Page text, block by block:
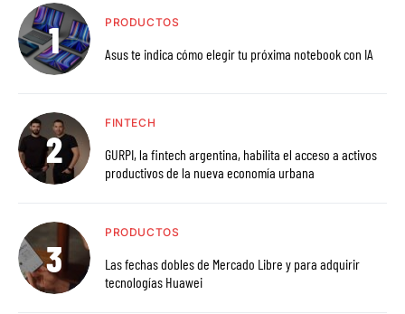
PRODUCTOS
Asus te indica cómo elegir tu próxima notebook con IA
FINTECH
GURPI, la fintech argentina, habilita el acceso a activos
productivos de la nueva economía urbana
PRODUCTOS
Las fechas dobles de Mercado Libre y para adquirir
tecnologías Huawei